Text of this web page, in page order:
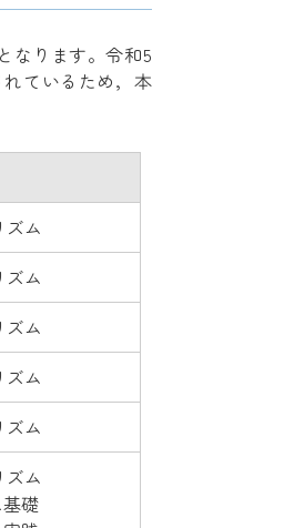
なります。令和5
ているため，本
ズム
ズム
ズム
ズム
ズム
ズム
礎